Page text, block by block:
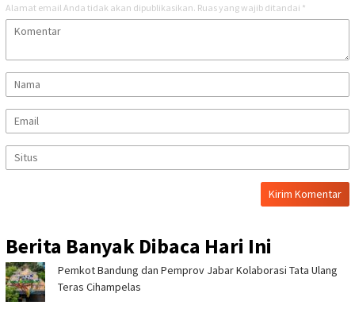
Alamat email Anda tidak akan dipublikasikan. Ruas yang wajib ditandai *
Berita Banyak Dibaca Hari Ini
Pemkot Bandung dan Pemprov Jabar Kolaborasi Tata Ulang
Teras Cihampelas